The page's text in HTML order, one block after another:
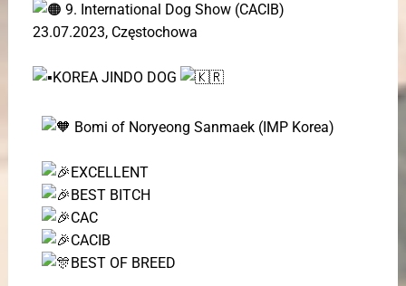
9. International Dog Show (CACIB)
23.07.2023, Częstochowa
KOREA JINDO DOG
Bomi of Noryeong Sanmaek (IMP Korea)
EXCELLENT
BEST BITCH
CAC
CACIB
BEST OF BREED